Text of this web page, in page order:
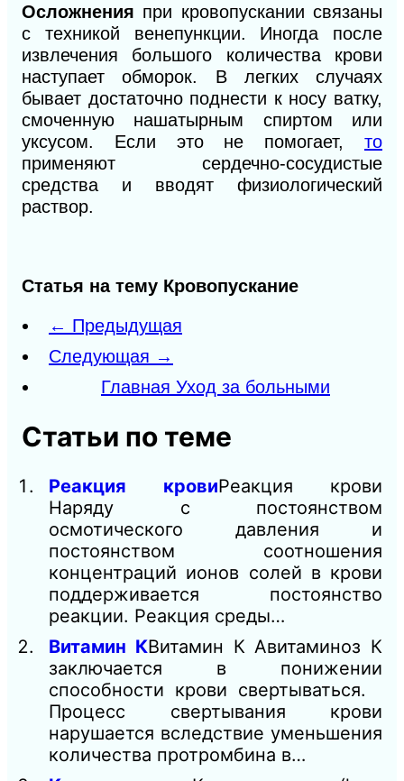
Осложнения при кровопускании связаны
с техникой венепункции. Иногда после
извлечения большого количества крови
наступает обморок. В легких случаях
бывает достаточно поднести к носу ватку,
смоченную нашатырным спиртом или
уксусом. Если это не помогает, то
применяют сердечно-сосудистые
средства и вводят физиологический
раствор.
Статья на тему Кровопускание
← Предыдущая
Следующая →
Главная Уход за больными
Статьи по теме
Реакция кровиРеакция крови
Наряду с постоянством
осмотического давления и
постоянством соотношения
концентраций ионов солей в крови
поддерживается постоянство
реакции. Реакция среды…
Витамин КВитамин К Авитаминоз К
заключается в понижении
способности крови свертываться.
Процесс свертывания крови
нарушается вследствие уменьшения
количества протромбина в…